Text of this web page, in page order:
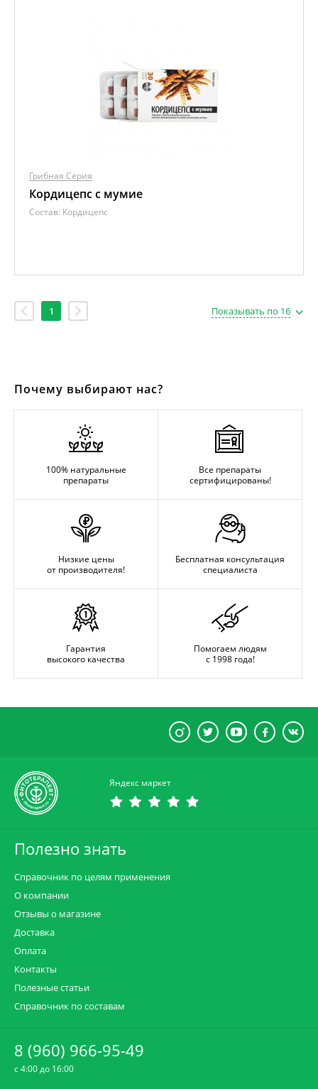
Грибная Серия
Кордицепс с мумие
Состав: Кордицепс
1 Показывать по 16
Почему выбирают нас?
100% натуральные
препараты
Все препараты
сертифицированы!
Низкие цены
от производителя!
Бесплатная консультация
специалиста
Гарантия
высокого качества
Помогаем людям
с 1998 года!
Яндекс маркет
Полезно знать
Справочник по целям применения
О компании
Отзывы о магазине
Доставка
Оплата
Контакты
Полезные статьи
Справочник по составам
8 (960) 966-95-49
c 4:00 до 16:00